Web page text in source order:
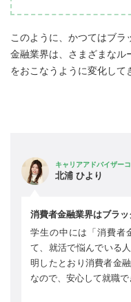
このように、かつてはブ
金融業界は、さまざまなル
をおこなうように変化して
キャリアアドバイザー
北浦 ひより
消費者金融業界はブラ
学生の中には「消費者
て、就活で悩んでいる
明したとおり消費者金
なので、安心して就職で